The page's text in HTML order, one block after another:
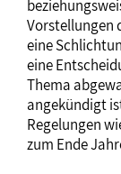
Vorstellungen
eine
eine
Thema
angekündigt
Regelungen
zum Ende